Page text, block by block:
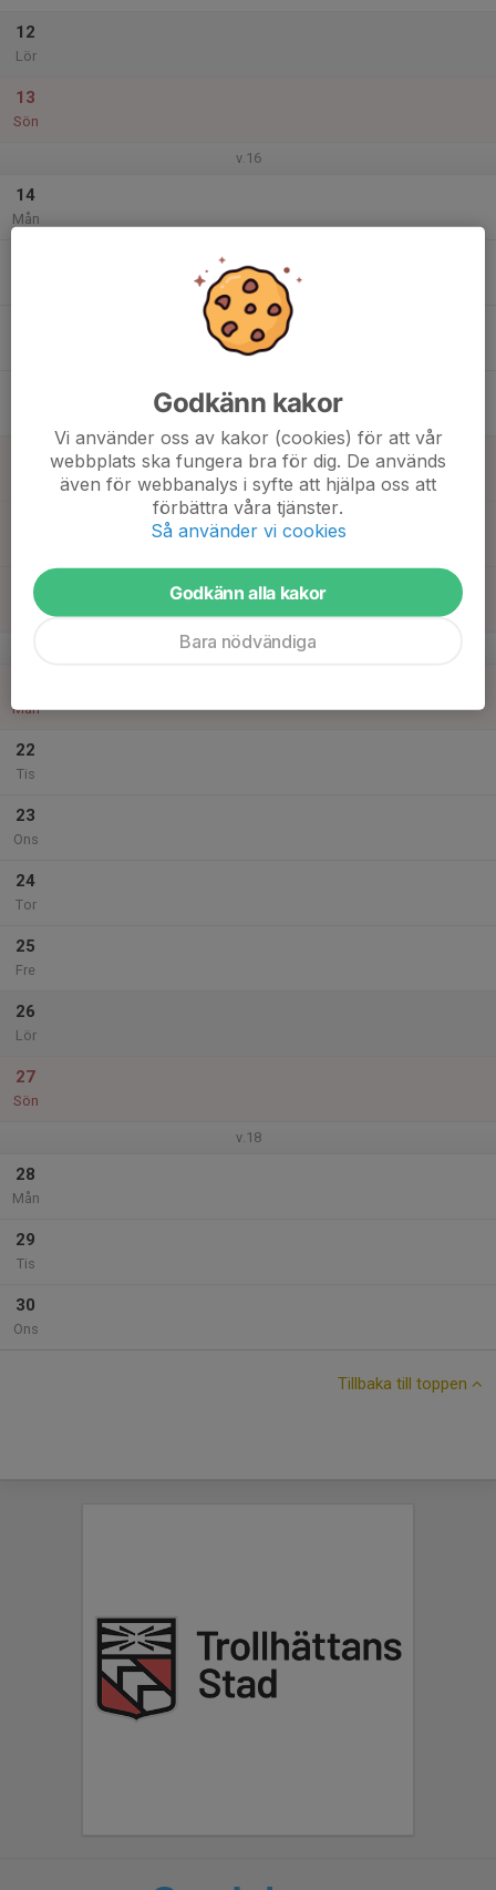
12
Lör
13
Sön
v.16
14
Mån
20
Sön
v.17
Mån
22
Tis
23
Ons
24
Tor
25
Fre
26
Lör
27
Sön
v.18
28
Mån
29
Tis
30
Ons
Tillbaka till toppen
Godkänn kakor
Vi använder oss av kakor (cookies) för att vår
webbplats ska fungera bra för dig. De används
även för webbanalys i syfte att hjälpa oss att
förbättra våra tjänster.
Så använder vi cookies
Godkänn alla kakor
Bara nödvändiga